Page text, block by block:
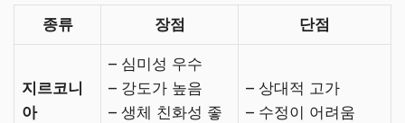
종류 장점 단점
지르코니
아
– 심미성 우수
– 강도가 높음
– 생체 친화성 좋
– 상대적 고가
– 수정이 어려움